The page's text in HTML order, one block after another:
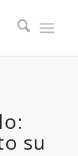
su